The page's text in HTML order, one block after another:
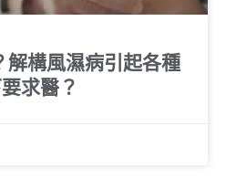
解構風濕病引起各種
求醫？